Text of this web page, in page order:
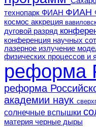
технопарк ФИАН ФИАН
космос аккреция
дуговой разряд
конференция научных
лазерное излучение
физических процессов и
реформа
реформа
академии наук
солнечные вспышки
материя черные дыры